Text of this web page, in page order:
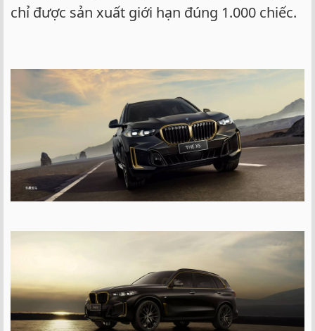
chỉ được sản xuất giới hạn đúng 1.000 chiếc.